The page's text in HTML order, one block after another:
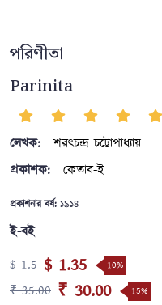
পরিণীতা
Parinita
লেখক:
শরৎচন্দ্র চট্টোপাধ্যায়
প্রকাশক:
কেতাব-ই
প্রকাশনার বর্ষ: ১৯১৪
ই-বই
$ 1.5 $ 1.35 10%
₹ 35.00 ₹ 30.00 15%